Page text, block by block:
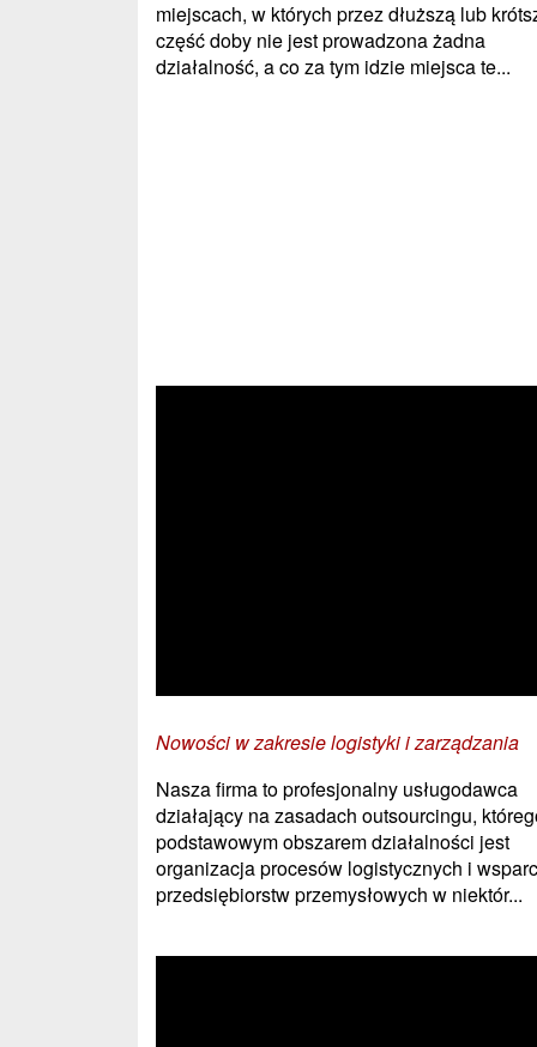
miejscach, w których przez dłuższą lub
część doby nie jest prowadzona żadna
działalność, a co za tym idzie miejsca te...
Nowości w zakresie logistyki i zarządzania
Nasza firma to profesjonalny usługodawca
działający na zasadach outsourcingu,
podstawowym obszarem działalności jest
organizacja procesów logistycznych i
przedsiębiorstw przemysłowych w niektór...